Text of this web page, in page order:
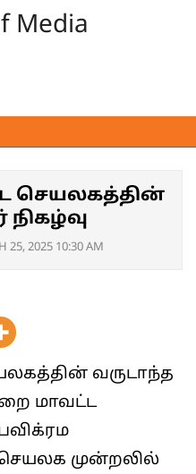
செயலகத்தின்
25, 2025 10:30 AM
வருடாந்த
மாவட்ட
முன்றலில்